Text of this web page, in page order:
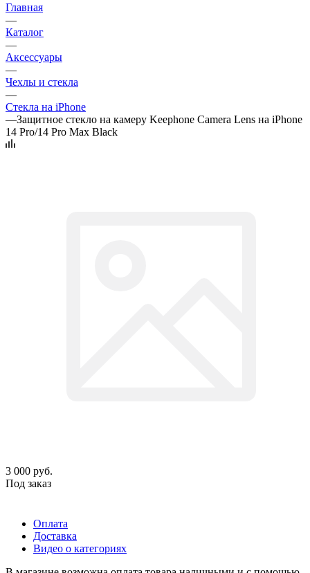
Главная
—
Каталог
—
Аксессуары
—
Чехлы и стекла
—
Стекла на iPhone
—Защитное стекло на камеру Keephone Camera Lens на iPhone
14 Pro/14 Pro Max Black
3 000 руб.
Под заказ
Оплата
Доставка
Видео о категориях